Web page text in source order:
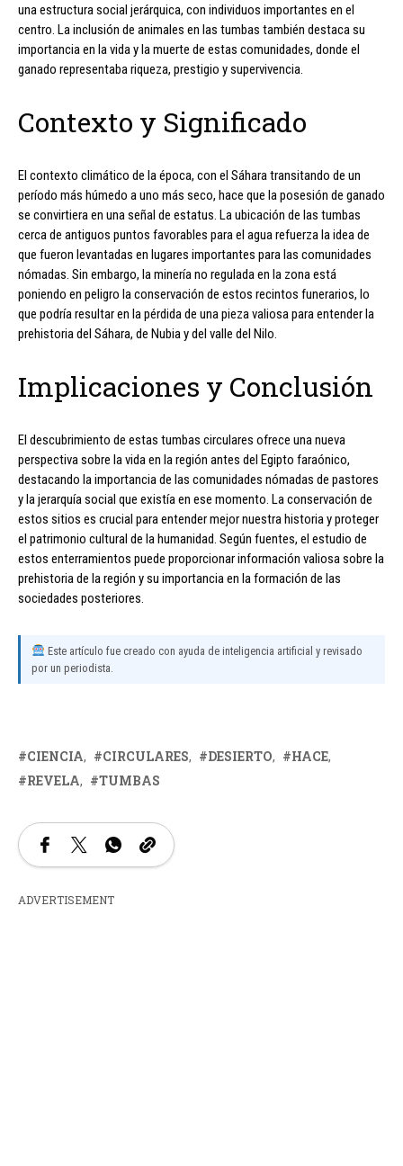
una estructura social jerárquica, con individuos importantes en el
centro. La inclusión de animales en las tumbas también destaca su
importancia en la vida y la muerte de estas comunidades, donde el
ganado representaba riqueza, prestigio y supervivencia.
Contexto y Significado
El contexto climático de la época, con el Sáhara transitando de un
período más húmedo a uno más seco, hace que la posesión de ganado
se convirtiera en una señal de estatus. La ubicación de las tumbas
cerca de antiguos puntos favorables para el agua refuerza la idea de
que fueron levantadas en lugares importantes para las comunidades
nómadas. Sin embargo, la minería no regulada en la zona está
poniendo en peligro la conservación de estos recintos funerarios, lo
que podría resultar en la pérdida de una pieza valiosa para entender la
prehistoria del Sáhara, de Nubia y del valle del Nilo.
Implicaciones y Conclusión
El descubrimiento de estas tumbas circulares ofrece una nueva
perspectiva sobre la vida en la región antes del Egipto faraónico,
destacando la importancia de las comunidades nómadas de pastores
y la jerarquía social que existía en ese momento. La conservación de
estos sitios es crucial para entender mejor nuestra historia y proteger
el patrimonio cultural de la humanidad. Según fuentes, el estudio de
estos enterramientos puede proporcionar información valiosa sobre la
prehistoria de la región y su importancia en la formación de las
sociedades posteriores.
Este artículo fue creado con ayuda de inteligencia artificial y revisado
por un periodista.
CIENCIA CIRCULARES DESIERTO
HACE
REVELA
TUMBAS
ADVERTISEMENT